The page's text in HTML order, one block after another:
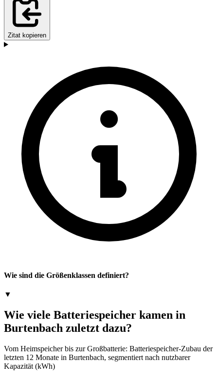
Zitat kopieren
Wie sind die Größenklassen definiert?
▼
Wie viele Batteriespeicher kamen in
Burtenbach zuletzt dazu?
Vom Heimspeicher bis zur Großbatterie: Batteriespeicher-Zubau der
letzten 12 Monate in Burtenbach, segmentiert nach nutzbarer
Kapazität (kWh)